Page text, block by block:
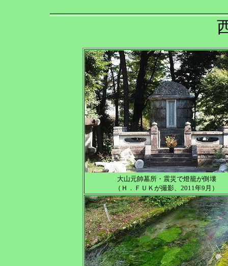
大山元帥墓所・震災で燈籠が倒壊
（Ｈ．ＦＵＫが撮影、2011年9月）